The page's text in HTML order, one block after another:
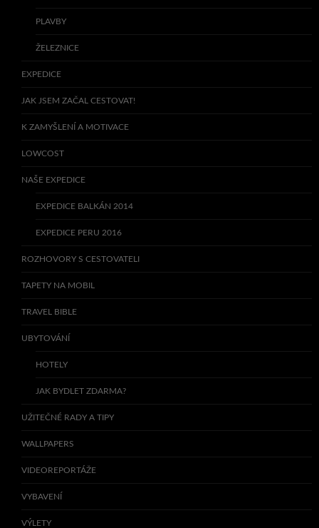
PLAVBY
ŽELEZNICE
EXPEDICE
JAK JSEM ZAČAL CESTOVAT!
K ZAMYŠLENÍ A MOTIVACE
LOWCOST
NAŠE EXPEDICE
EXPEDICE BALKÁN 2014
EXPEDICE PERU 2016
ROZHOVORY S CESTOVATELI
TAPETY NA MOBIL
TRAVEL BIBLE
UBYTOVÁNÍ
HOTELY
JAK BYDLET ZDARMA?
UŽITEČNÉ RADY A TIPY
WALLPAPERS
VIDEOREPORTÁŽE
VYBAVENÍ
VÝLETY